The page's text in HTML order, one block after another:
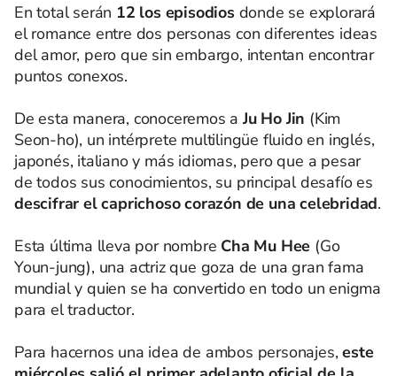
En total serán 12 los episodios donde se explorará
el romance entre dos personas con diferentes ideas
del amor, pero que sin embargo, intentan encontrar
puntos conexos.
De esta manera, conoceremos aJu Ho Jin (Kim
Seon-ho), un intérprete multilingüe fluido en inglés,
japonés, italiano y más idiomas, pero que a pesar
de todos sus conocimientos, su principal desafío es
descifrar el caprichoso corazón de una celebridad.
Esta última lleva por nombre Cha Mu Hee (Go
Youn-jung), una actriz que goza de una gran fama
mundial y quien se ha convertido en todo un enigma
para el traductor.
Para hacernos una idea de ambos personajes,este